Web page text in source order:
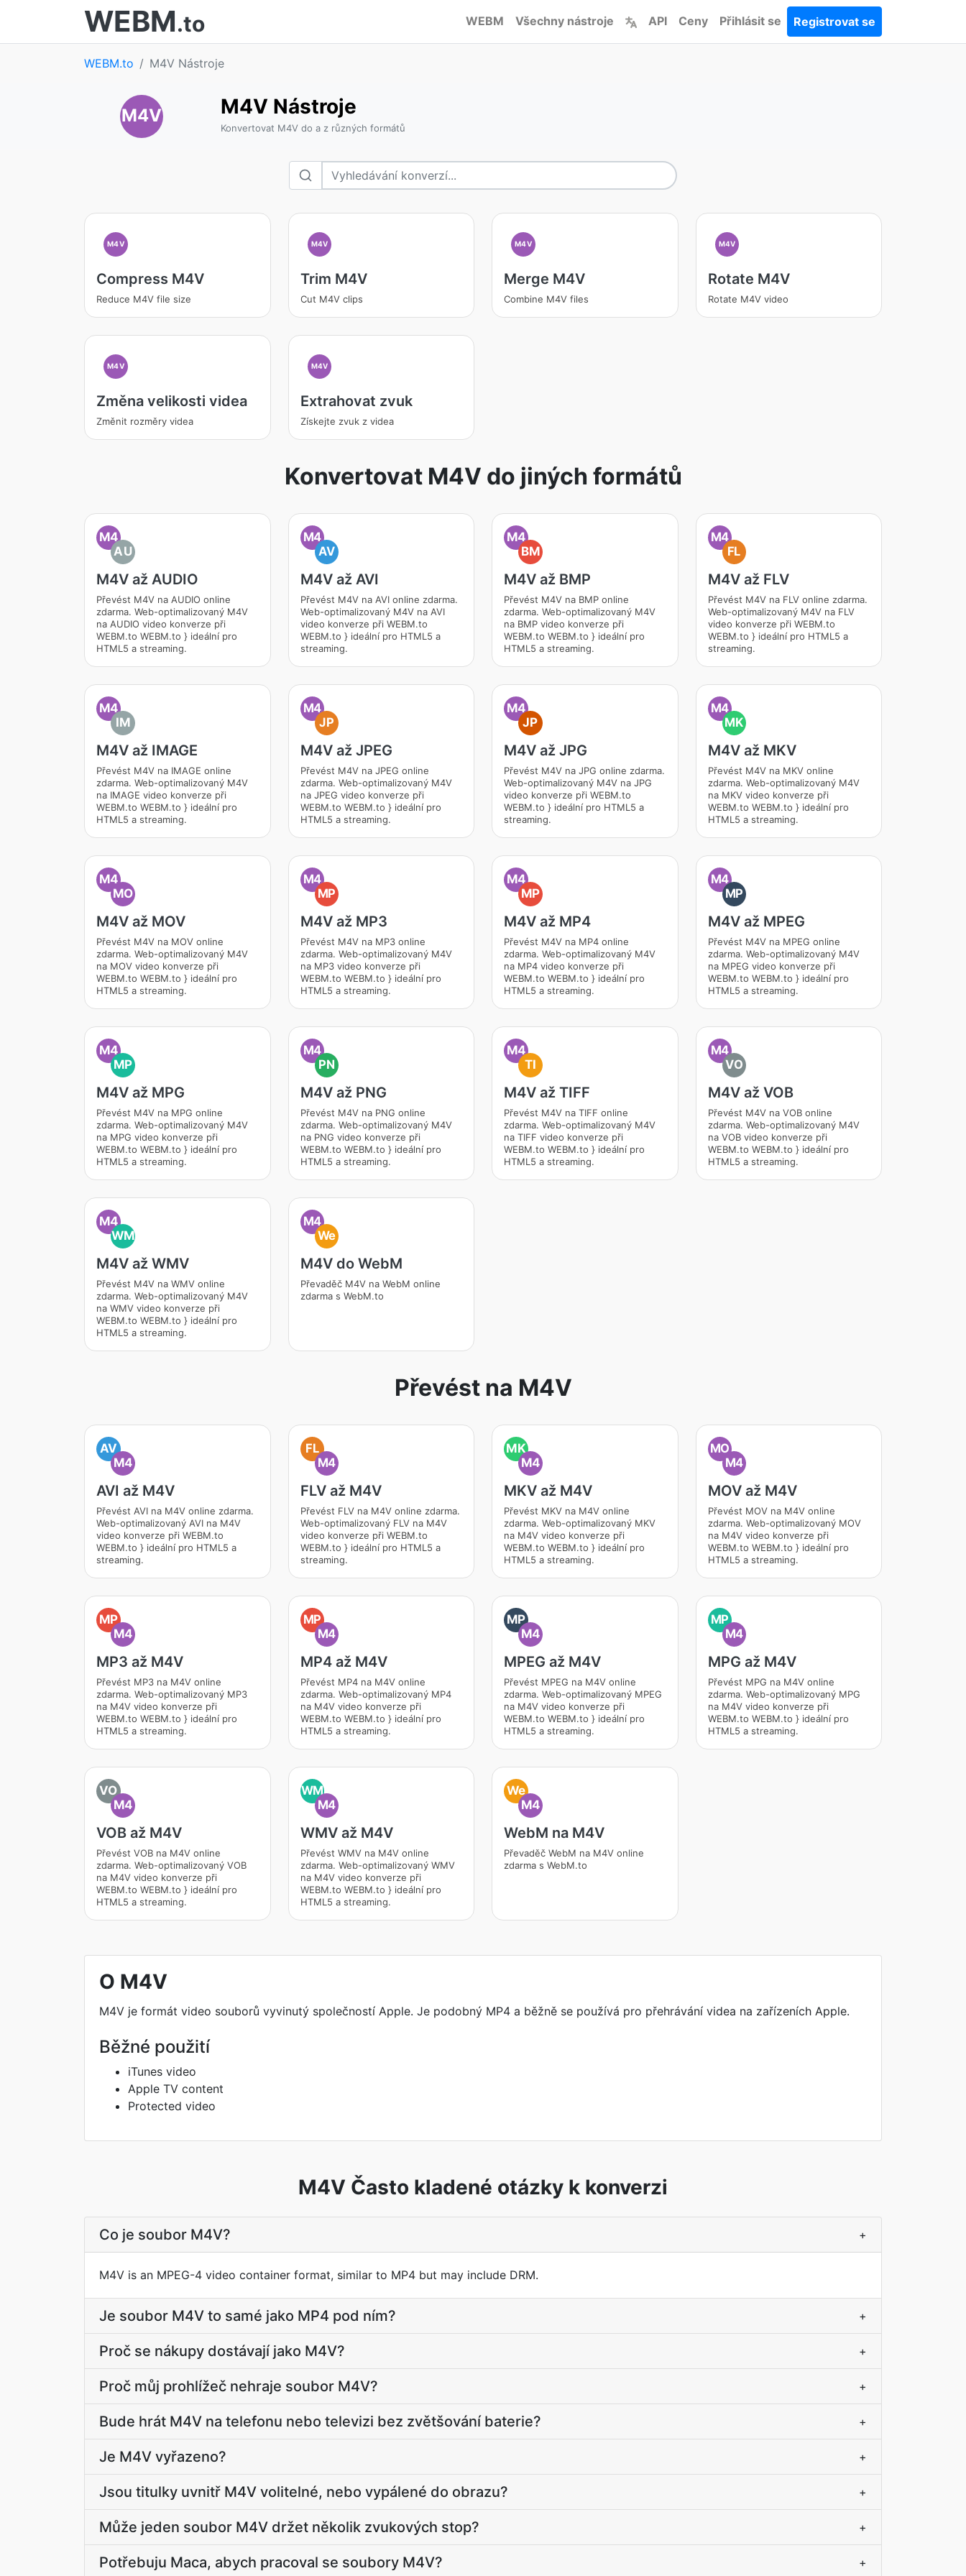
WEBM.to WEBM Všechny nástroje API Ceny Přihlásit se Registrovat se
WEBM.to M4V Nástroje
M4V M4V Nástroje
Konvertovat M4V do a z různých formátů
M4V
Compress M4V
Reduce M4V file size
M4V
Trim M4V
Cut M4V clips
M4V
Merge M4V
Combine M4V files
M4V
Rotate M4V
Rotate M4V video
M4V
Změna velikosti videa
Změnit rozměry videa
M4V
Extrahovat zvuk
Získejte zvuk z videa
Konvertovat M4V do jiných formátů
M4
AU
M4V až AUDIO
Převést M4V na AUDIO online
zdarma. Web-optimalizovaný M4V
na AUDIO video konverze při
WEBM.to WEBM.to } ideální pro
HTML5 a streaming.
M4
AV
M4V až AVI
Převést M4V na AVI online zdarma.
Web-optimalizovaný M4V na AVI
video konverze při WEBM.to
WEBM.to } ideální pro HTML5 a
streaming.
M4
BM
M4V až BMP
Převést M4V na BMP online
zdarma. Web-optimalizovaný M4V
na BMP video konverze při
WEBM.to WEBM.to } ideální pro
HTML5 a streaming.
M4
FL
M4V až FLV
Převést M4V na FLV online zdarma.
Web-optimalizovaný M4V na FLV
video konverze při WEBM.to
WEBM.to } ideální pro HTML5 a
streaming.
M4
IM
M4V až IMAGE
Převést M4V na IMAGE online
zdarma. Web-optimalizovaný M4V
na IMAGE video konverze při
WEBM.to WEBM.to } ideální pro
HTML5 a streaming.
M4
JP
M4V až JPEG
Převést M4V na JPEG online
zdarma. Web-optimalizovaný M4V
na JPEG video konverze při
WEBM.to WEBM.to } ideální pro
HTML5 a streaming.
M4
JP
M4V až JPG
Převést M4V na JPG online zdarma.
Web-optimalizovaný M4V na JPG
video konverze při WEBM.to
WEBM.to } ideální pro HTML5 a
streaming.
M4
MK
M4V až MKV
Převést M4V na MKV online
zdarma. Web-optimalizovaný M4V
na MKV video konverze při
WEBM.to WEBM.to } ideální pro
HTML5 a streaming.
M4
MO
M4V až MOV
Převést M4V na MOV online
zdarma. Web-optimalizovaný M4V
na MOV video konverze při
WEBM.to WEBM.to } ideální pro
HTML5 a streaming.
M4
MP
M4V až MP3
Převést M4V na MP3 online
zdarma. Web-optimalizovaný M4V
na MP3 video konverze při
WEBM.to WEBM.to } ideální pro
HTML5 a streaming.
M4
MP
M4V až MP4
Převést M4V na MP4 online
zdarma. Web-optimalizovaný M4V
na MP4 video konverze při
WEBM.to WEBM.to } ideální pro
HTML5 a streaming.
M4
MP
M4V až MPEG
Převést M4V na MPEG online
zdarma. Web-optimalizovaný M4V
na MPEG video konverze při
WEBM.to WEBM.to } ideální pro
HTML5 a streaming.
M4
MP
M4V až MPG
Převést M4V na MPG online
zdarma. Web-optimalizovaný M4V
na MPG video konverze při
WEBM.to WEBM.to } ideální pro
HTML5 a streaming.
M4
PN
M4V až PNG
Převést M4V na PNG online
zdarma. Web-optimalizovaný M4V
na PNG video konverze při
WEBM.to WEBM.to } ideální pro
HTML5 a streaming.
M4
TI
M4V až TIFF
Převést M4V na TIFF online
zdarma. Web-optimalizovaný M4V
na TIFF video konverze při
WEBM.to WEBM.to } ideální pro
HTML5 a streaming.
M4
VO
M4V až VOB
Převést M4V na VOB online
zdarma. Web-optimalizovaný M4V
na VOB video konverze při
WEBM.to WEBM.to } ideální pro
HTML5 a streaming.
M4
WM
M4V až WMV
Převést M4V na WMV online
zdarma. Web-optimalizovaný M4V
na WMV video konverze při
WEBM.to WEBM.to } ideální pro
HTML5 a streaming.
M4
We
M4V do WebM
Převaděč M4V na WebM online
zdarma s WebM.to
Převést na M4V
AV
M4
AVI až M4V
Převést AVI na M4V online zdarma.
Web-optimalizovaný AVI na M4V
video konverze při WEBM.to
WEBM.to } ideální pro HTML5 a
streaming.
FL
M4
FLV až M4V
Převést FLV na M4V online zdarma.
Web-optimalizovaný FLV na M4V
video konverze při WEBM.to
WEBM.to } ideální pro HTML5 a
streaming.
MK
M4
MKV až M4V
Převést MKV na M4V online
zdarma. Web-optimalizovaný MKV
na M4V video konverze při
WEBM.to WEBM.to } ideální pro
HTML5 a streaming.
MO
M4
MOV až M4V
Převést MOV na M4V online
zdarma. Web-optimalizovaný MOV
na M4V video konverze při
WEBM.to WEBM.to } ideální pro
HTML5 a streaming.
MP
M4
MP3 až M4V
Převést MP3 na M4V online
zdarma. Web-optimalizovaný MP3
na M4V video konverze při
WEBM.to WEBM.to } ideální pro
HTML5 a streaming.
MP
M4
MP4 až M4V
Převést MP4 na M4V online
zdarma. Web-optimalizovaný MP4
na M4V video konverze při
WEBM.to WEBM.to } ideální pro
HTML5 a streaming.
MP
M4
MPEG až M4V
Převést MPEG na M4V online
zdarma. Web-optimalizovaný MPEG
na M4V video konverze při
WEBM.to WEBM.to } ideální pro
HTML5 a streaming.
MP
M4
MPG až M4V
Převést MPG na M4V online
zdarma. Web-optimalizovaný MPG
na M4V video konverze při
WEBM.to WEBM.to } ideální pro
HTML5 a streaming.
VO
M4
VOB až M4V
Převést VOB na M4V online
zdarma. Web-optimalizovaný VOB
na M4V video konverze při
WEBM.to WEBM.to } ideální pro
HTML5 a streaming.
WM
M4
WMV až M4V
Převést WMV na M4V online
zdarma. Web-optimalizovaný WMV
na M4V video konverze při
WEBM.to WEBM.to } ideální pro
HTML5 a streaming.
We
M4
WebM na M4V
Převaděč WebM na M4V online
zdarma s WebM.to
O M4V
M4V je formát video souborů vyvinutý společností Apple. Je podobný MP4 a běžně se používá pro přehrávání videa na zařízeních Apple.
Běžné použití
iTunes video
Apple TV content
Protected video
M4V Často kladené otázky k konverzi
Co je soubor M4V? +
M4V is an MPEG-4 video container format, similar to MP4 but may include DRM.
Je soubor M4V to samé jako MP4 pod ním? +
Proč se nákupy dostávají jako M4V? +
Proč můj prohlížeč nehraje soubor M4V? +
Bude hrát M4V na telefonu nebo televizi bez zvětšování baterie? +
Je M4V vyřazeno? +
Jsou titulky uvnitř M4V volitelné, nebo vypálené do obrazu? +
Může jeden soubor M4V držet několik zvukových stop? +
Potřebuju Maca, abych pracoval se soubory M4V? +